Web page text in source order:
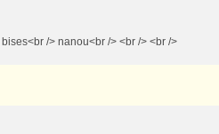
/> nanou<br /> <br /> <br />